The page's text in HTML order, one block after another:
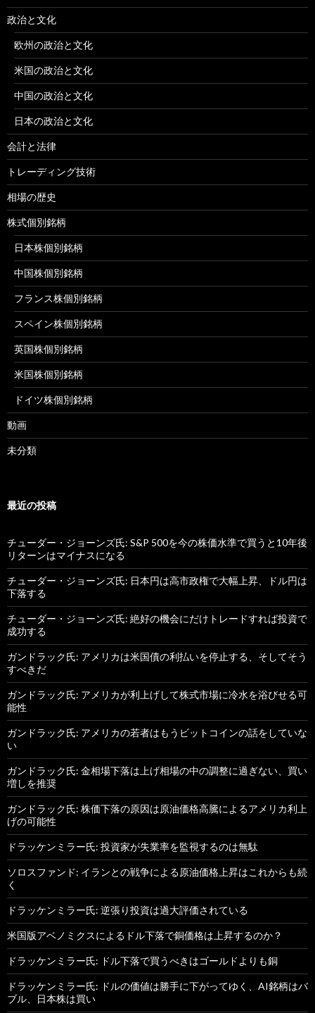
政治と文化
欧州の政治と文化
米国の政治と文化
中国の政治と文化
日本の政治と文化
会計と法律
トレーディング技術
相場の歴史
株式個別銘柄
日本株個別銘柄
中国株個別銘柄
フランス株個別銘柄
スペイン株個別銘柄
英国株個別銘柄
米国株個別銘柄
ドイツ株個別銘柄
動画
未分類
最近の投稿
チューダー・ジョーンズ氏: S&P 500を今の株価水準で買うと10年後
リターンはマイナスになる
チューダー・ジョーンズ氏: 日本円は高市政権で大幅上昇、ドル円は
下落する
チューダー・ジョーンズ氏: 絶好の機会にだけトレードすれば投資で
成功する
ガンドラック氏: アメリカは米国債の利払いを停止する、そしてそう
すべきだ
ガンドラック氏: アメリカが利上げして株式市場に冷水を浴びせる可
能性
ガンドラック氏: アメリカの若者はもうビットコインの話をしていな
い
ガンドラック氏: 金相場下落は上げ相場の中の調整に過ぎない、買い
増しを推奨
ガンドラック氏: 株価下落の原因は原油価格高騰によるアメリカ利上
げの可能性
ドラッケンミラー氏: 投資家が失業率を監視するのは無駄
ソロスファンド: イランとの戦争による原油価格上昇はこれからも続
く
ドラッケンミラー氏: 逆張り投資は過大評価されている
米国版アベノミクスによるドル下落で銅価格は上昇するのか？
ドラッケンミラー氏: ドル下落で買うべきはゴールドよりも銅
ドラッケンミラー氏: ドルの価値は勝手に下がってゆく、AI銘柄はバ
ブル、日本株は買い